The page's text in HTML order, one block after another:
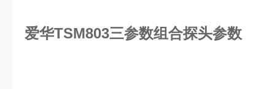
爱华TSM803三参数组合探头参数